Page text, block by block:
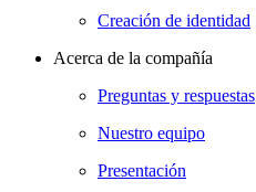
Creación de identidad
Acerca de la compañía
Preguntas y respuestas
Nuestro equipo
Presentación